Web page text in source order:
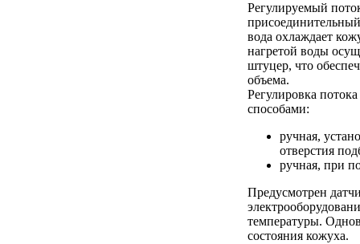
Регулируемый
вода охлаждает
нагретой воды
штуцер, что
объема.
Регулировка
способами:
ручная,
отверстия
ручная, при
Предусмотрен
температуры.
состояния кожуха.